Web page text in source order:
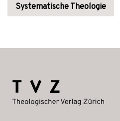
Systematische Theologie